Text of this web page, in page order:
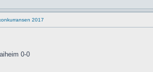
2017
0-0